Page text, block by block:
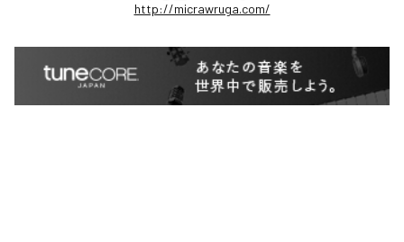
http://micrawruga.com/